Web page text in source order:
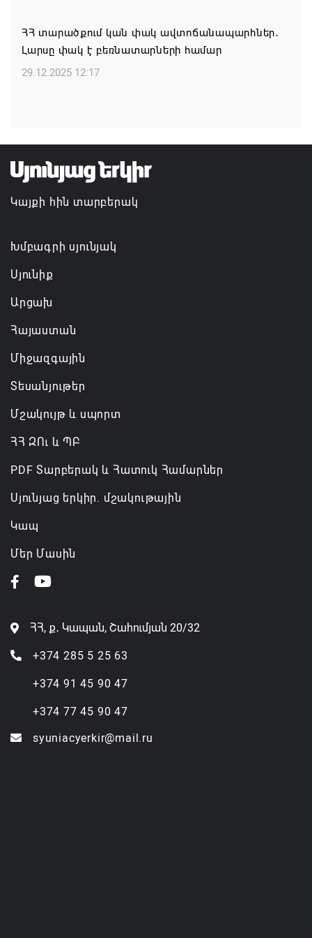
Մեկնարկել է «Շուկայի զարգացող ՓՄՁ
դերակատարների» աջակցության մրցութային
հայտադիմումների ընդունումը
Կապան քաղաքում ավարտին է հասցվել
համայնքապետարանի պատվիրատվությամբ
06.08.2026 11:58
ՀՀ տարածքում կան փակ ավտոճանապարհներ․
Լարսը փակ է բեռնատարների համար
29.12.2025 12:17
Կայքի հին տարբերակ
Խմբագրի սյունյակ
Սյունիք
Արցախ
Հայաստան
Միջազգային
Տեսանյութեր
Մշակույթ և սպորտ
ՀՀ ԶՈւ և ՊԲ
PDF Տարբերակ և Հատուկ Համարներ
Սյունյաց երկիր. մշակութային
Կապ
Մեր Մասին
ՀՀ, ք․ Կապան, Շահումյան 20/32
+374 285 5 25 63
+374 91 45 90 47
+374 77 45 90 47
syuniacyerkir@mail.ru